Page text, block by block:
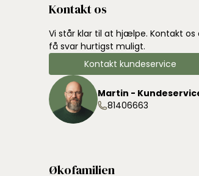
Kontakt os
Vi står klar til at hjælpe. Kontakt os
få svar hurtigst muligt.
Kontakt kundeservice
Martin -
81406663
Økofamilien